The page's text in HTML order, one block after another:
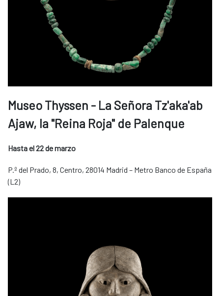
Museo Thyssen - La Señora Tz'aka'ab
Ajaw, la "Reina Roja" de Palenque
Hasta el 22 de marzo
P.º del Prado, 8, Centro, 28014 Madrid – Metro Banco de España
(L2)